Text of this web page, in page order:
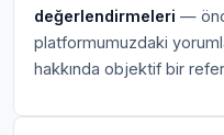
değerlendirmeleri —
platformumuzdaki
hakkında objektif bir